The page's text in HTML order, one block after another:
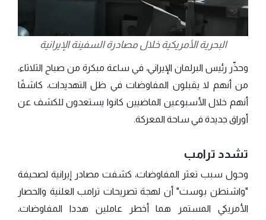
البحرية الأمريكية خلال مصادرة السفينة الإيرانية
وحذّر رئيس البرلمان الإيراني، في ساعة مبكرة من صباح الثلاثاء،
من أنهم لا يقبلون المفاوضات في ظل التهديدات، كاشفًا
أنهم خلال الأسبوعين الماضيين كانوا يستعدون للكشف عن
أوراق جديدة في ساحة المعركة.
تشدد ترامب
وحول سبب تعثر المفاوضات، كشفت مصادر إيرانية لصحيفة
"واشنطن بوست" أن لهجة تصريحات ترامب العلنية والحصار
الأمريكي المستمر هما أخطر عاملين هددا المفاوضات،